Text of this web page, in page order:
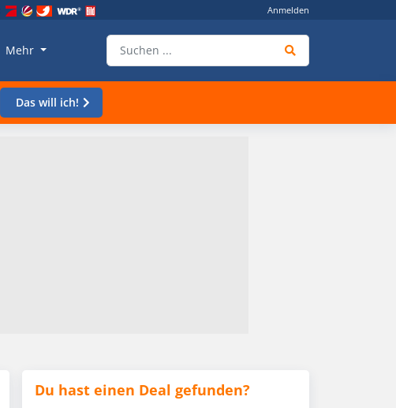
Anmelden
Mehr
Das will ich!
Du hast einen Deal gefunden?